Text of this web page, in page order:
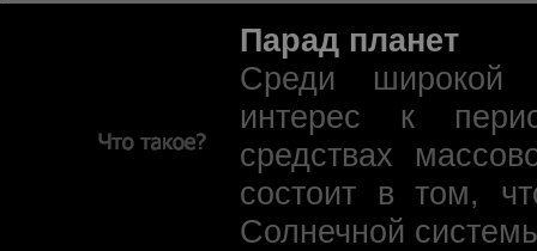
Парад планет
Среди широкой
интерес к
средствах
состоит в том,
Солнечной